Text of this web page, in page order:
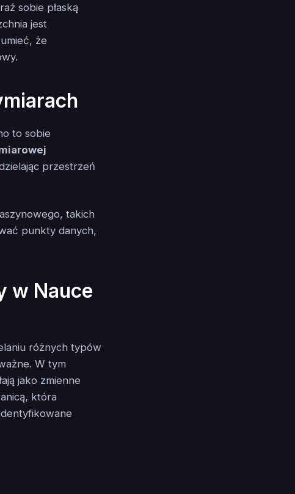
sobie płaską
jest
że
to sobie
przestrzeń
takich
punkty danych,
w Nauce
różnych typów
W tym
jako zmienne
która